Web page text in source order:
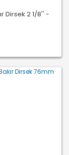
Dirsek 2 1/8'' -